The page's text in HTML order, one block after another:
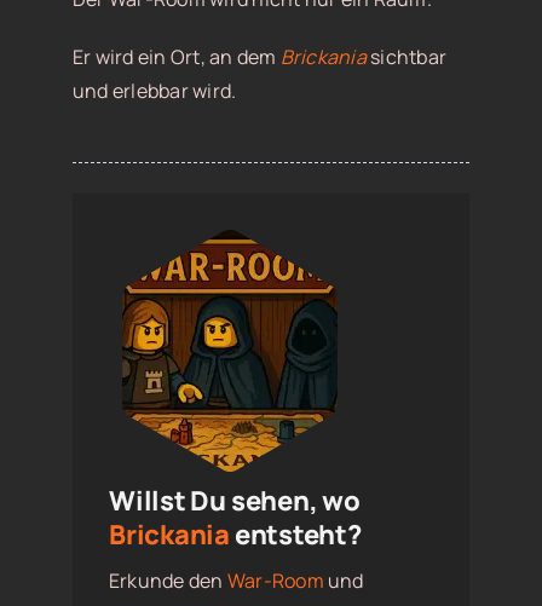
Er wird ein Ort, an dem Brickaniasichtbar
und erlebbar wird.
Willst Du sehen, wo
Brickania entsteht?
Erkunde den War-Room und